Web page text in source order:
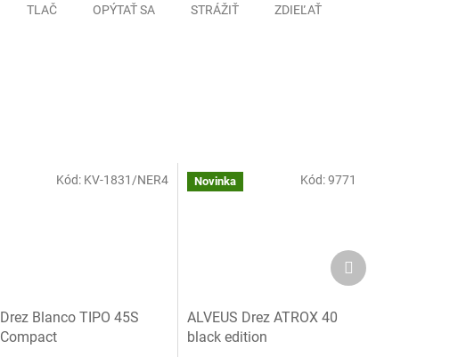
TLAČ OPÝTAŤ SA STRÁŽIŤ ZDIEĽAŤ
Drez Blanco TIPO 45S
Compact
Kód: KV-1831/NER4 Novinka
ALVEUS Drez ATROX 40
black edition
Kód:9771
Ďalší
produkt